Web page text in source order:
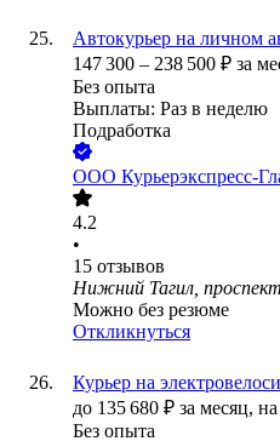
Автокурьер на личном
147 300 – 238 500 ₽ за
Без опыта
Выплаты: Раз в неделю
Подработка
ООО Курьерэкспресс-
4.2
•
15 отзывов
Нижний Тагил,
Можно без резюме
Откликнуться
Курьер на
до 135 680 ₽ за месяц,
Без опыта